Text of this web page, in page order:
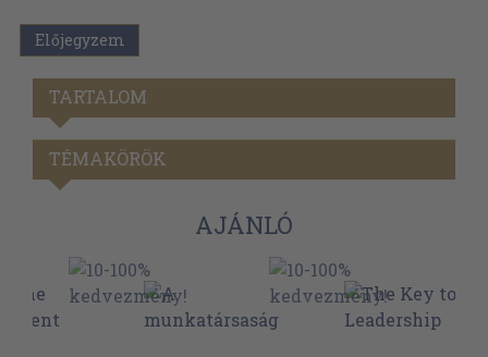
Előjegyzem
TARTALOM
TÉMAKÖRÖK
AJÁNLÓ